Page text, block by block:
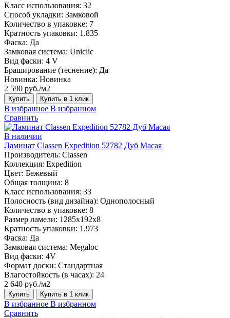
Класс использования: 32
Способ укладки: Замковой
Количество в упаковке: 7
Кратность упаковки: 1.835
Фаска: Да
Замковая система: Uniclic
Вид фаски: 4 V
Браширование (теснение): Да
Новинка: Новинка
2 590 руб./м2
Купить Купить в 1 клик
В избранное В избранном
Сравнить
В наличии
Ламинат Classen Expedition 52782 Дуб Масая
Производитель: Classen
Коллекция: Expedition
Цвет: Бежевый
Общая толщина: 8
Класс использования: 33
Полосность (вид дизайна): Однополосный
Количество в упаковке: 8
Размер ламели: 1285х192х8
Кратность упаковки: 1.973
Фаска: Да
Замковая система: Megaloc
Вид фаски: 4V
Формат доски: Стандартная
Влагостойкость (в часах): 24
2 640 руб./м2
Купить Купить в 1 клик
В избранное В избранном
Сравнить